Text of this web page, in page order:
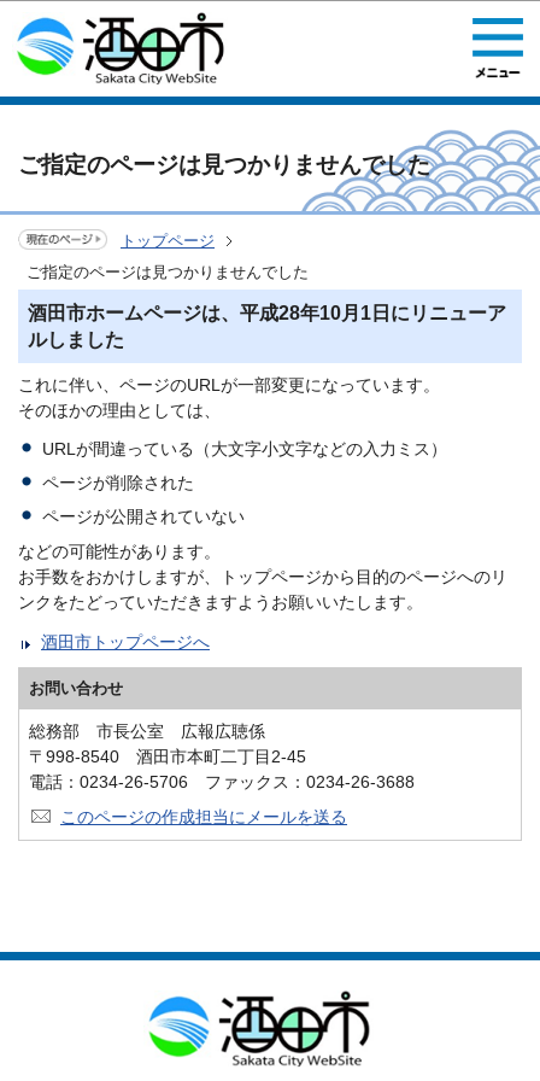
このページの本文へ移動
ご指定のページは見つかりませんでした
トップページ
ご指定のページは見つかりませんでした
酒田市ホームページは、平成28年10月1日にリニューア
ルしました
これに伴い、ページのURLが一部変更になっています。
そのほかの理由としては、
URLが間違っている（大文字小文字などの入力ミス）
ページが削除された
ページが公開されていない
などの可能性があります。
お手数をおかけしますが、トップページから目的のページへのリ
ンクをたどっていただきますようお願いいたします。
酒田市トップページへ
お問い合わせ
総務部 市長公室 広報広聴係
〒998-8540 酒田市本町二丁目2-45
電話：0234-26-5706 ファックス：0234-26-3688
このページの作成担当にメールを送る